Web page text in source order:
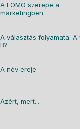
A FOMO szerepe a
marketingben
A választás folyamata: A
B?
A név ereje
Azért, mert...